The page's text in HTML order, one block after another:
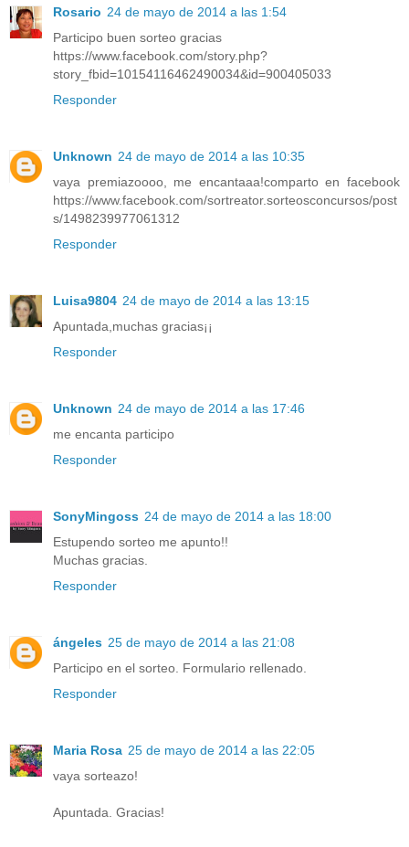
Rosario 24 de mayo de 2014 a las 1:54
Participo buen sorteo gracias
https://www.facebook.com/story.php?
story_fbid=10154116462490034&id=900405033
Responder
Unknown 24 de mayo de 2014 a las 10:35
vaya premiazoooo, me encantaaa!comparto en facebook
https://www.facebook.com/sortreator.sorteosconcursos/post
s/1498239977061312
Responder
Luisa9804 24 de mayo de 2014 a las 13:15
Apuntada,muchas gracias¡¡
Responder
Unknown 24 de mayo de 2014 a las 17:46
me encanta participo
Responder
SonyMingoss 24 de mayo de 2014 a las 18:00
Estupendo sorteo me apunto!!
Muchas gracias.
Responder
ángeles 25 de mayo de 2014 a las 21:08
Participo en el sorteo. Formulario rellenado.
Responder
Maria Rosa 25 de mayo de 2014 a las 22:05
vaya sorteazo!
Apuntada. Gracias!